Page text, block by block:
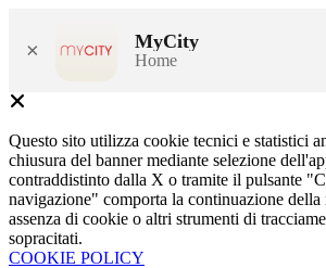
× MyCity
Home
Questo sito utilizza cookie tecnici e statistici
chiusura del banner mediante selezione
contraddistinto dalla X o tramite il pulsante
navigazione" comporta la continuazione della
assenza di cookie o altri strumenti di
sopracitati.
COOKIE POLICY